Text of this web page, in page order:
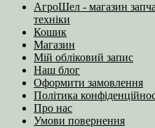
АгроШел - магазин
техніки
Кошик
Магазин
Мій обліковий запис
Наш блог
Оформити замовлення
Політика
Про нас
Умови повернення